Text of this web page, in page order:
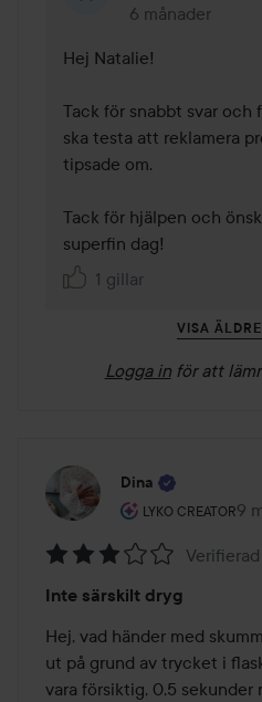
6 månader
Kommentaren
Hej Natalie!
Tack för snabbt svar och
ska testa att reklamera
tipsade om.
Tack för hjälpen och
superfin dag!
1 gillar
VISA
Logga in för att
Dina
LYKO CREATOR
Användarens roll:
9
3
av
5
Inte särskilt dryg
Hej, vad händer med
ut på grund av trycket i
vara försiktig, 0,5